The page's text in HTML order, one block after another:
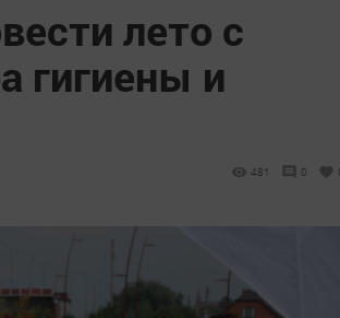
лето с
гигиены и
481 0